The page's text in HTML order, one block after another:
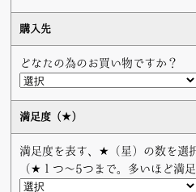
購入先
どなたの為のお買い物ですか？
満足度（★）
満足度を表す、★（星）の数を選
（★１つ〜5つまで。多いほど満足